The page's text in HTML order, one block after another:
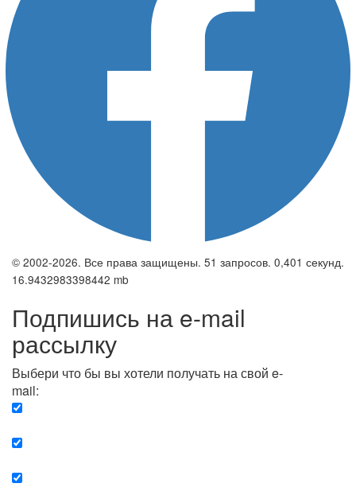
© 2002-2026. Все права защищены. 51 запросов. 0,401 секунд.
16.9432983398442 mb
Подпишись на e-mail
рассылку
Выбери что бы вы хотели получать на свой e-
mail: